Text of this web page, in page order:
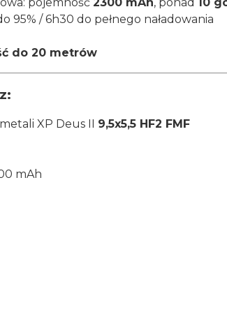
95% / 6h30 do pełnego naładowania
do 20 metrów
XP Deus II 9,5x5,5 HF2 FMF
mAh